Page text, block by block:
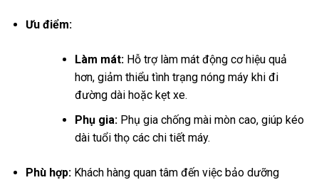
Ưu điểm:
Làm mát:Hỗ trợ làm mát động cơ hiệu quả
hơn, giảm thiểu tình trạng nóng máy khi đi
đường dài hoặc kẹt xe.
Phụ gia:Phụ gia chống mài mòn cao, giúp kéo
dài tuổi thọ các chi tiết máy.
Phù hợp:Khách hàng quan tâm đến việc bảo dưỡng